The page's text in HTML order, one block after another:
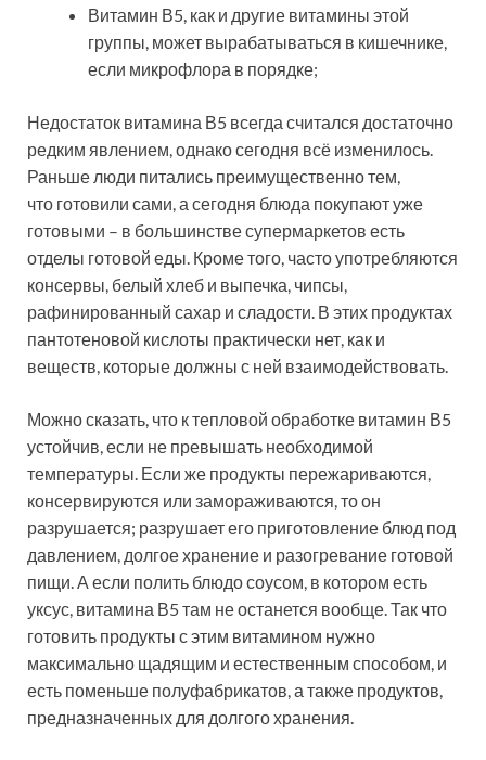
Витамин В5, как и другие витамины этой
группы, может вырабатываться в кишечнике,
если микрофлора в порядке;
Недостаток витамина В5 всегда считался достаточно
редким явлением, однако сегодня всё изменилось.
Раньше люди питались преимущественно тем,
что готовили сами, а сегодня блюда покупают уже
готовыми – в большинстве супермаркетов есть
отделы готовой еды. Кроме того, часто употребляются
консервы, белый хлеб и выпечка, чипсы,
рафинированный сахар и сладости. В этих продуктах
пантотеновой кислоты практически нет, как и
веществ, которые должны с ней взаимодействовать.
Можно сказать, что к тепловой обработке витамин В5
устойчив, если не превышать необходимой
температуры. Если же продукты пережариваются,
консервируются или замораживаются, то он
разрушается; разрушает его приготовление блюд под
давлением, долгое хранение и разогревание готовой
пищи. А если полить блюдо соусом, в котором есть
уксус, витамина В5 там не останется вообще. Так что
готовить продукты с этим витамином нужно
максимально щадящим и естественным способом, и
есть поменьше полуфабрикатов, а также продуктов,
предназначенных для долгого хранения.